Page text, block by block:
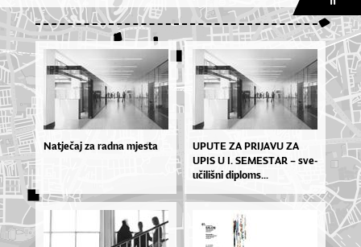
Natječaj za radna mjesta
UPU­TE ZA PRI­JA­VU ZA
UPIS U I. SE­MES­TAR – sve­
u­či­liš­ni di­plo­ms...